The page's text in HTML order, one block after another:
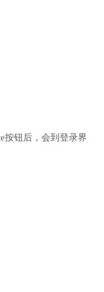
按钮后，会到登录界